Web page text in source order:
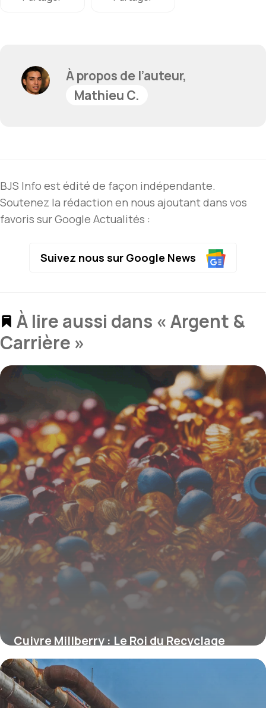
À propos de l’auteur,
Mathieu C.
BJS Info est édité de façon indépendante.
Soutenez la rédaction en nous ajoutant dans vos
favoris sur Google Actualités :
Suivez nous sur Google News
À lire aussi dans « Argent &
Carrière »
Cuivre Millberry : Le Roi du Recyclage
Métallique Haut de Gamme
16 juin 2026